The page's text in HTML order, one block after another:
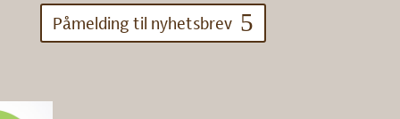
Påmelding til nyhetsbrev